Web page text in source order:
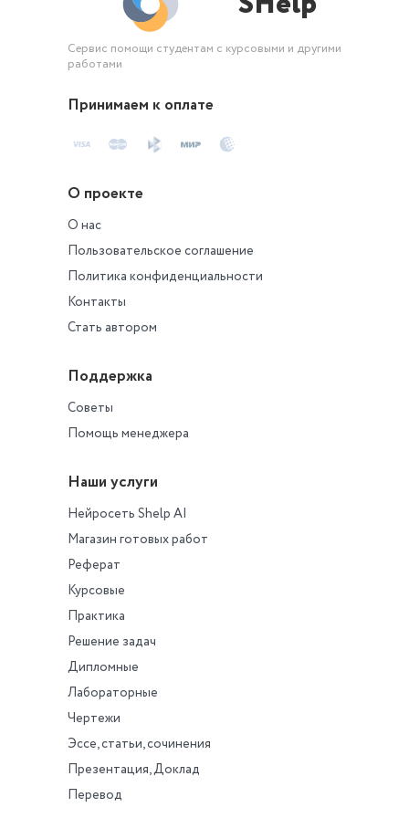
Заполните таблицу 3.
Сервис помощи студентам с курсовыми и другими
работами
Принимаем к оплате
О проекте
О нас
Пользовательское соглашение
Политика конфиденциальности
Контакты
Стать автором
Поддержка
Советы
Помощь менеджера
Наши услуги
Нейросеть Shelp AI
Магазин готовых работ
Реферат
Курсовые
Практика
Решение задач
Дипломные
Лабораторные
Чертежи
Эссе, статьи, сочинения
Презентация, Доклад
Перевод